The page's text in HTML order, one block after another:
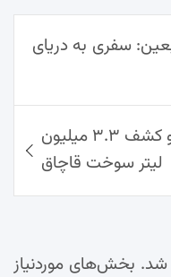
سفری به دریای
انهدام باند قاچاق سوخت و کشف ۳.۳ میلیون
لیتر سوخت قاچاق
شد. بخش‌های موردنیاز